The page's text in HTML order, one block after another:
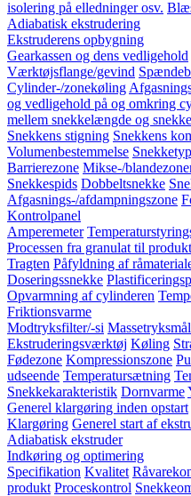
isolering på elledninger osv.
Adiabatisk ekstrudering
Ekstruderens opbygning
Gearkassen og dens vedligehold
Værktøjsflange/gevind
Cylinder-/zonekøling
og vedligehold på og omkring
mellem snekkelængde og
Snekkens stigning Snekkens
Volumenbestemmelse
Barrierezone Mikse-/
Snekkespids Dobbeltsnekke
Afgasnings-/afdampningszone
Kontrolpanel
Amperemeter
Processen fra granulat til produkt
Tragten Påfyldning af
Doseringssnekke
Opvarmning af cylinderen
Friktionsvarme
Modtryksfilter/-si
Ekstruderingsværktøj Køling
Fødezone Kompressionszone
udseende Temperatursætning
Snekkekarakteristik Dornvarme
Generel klargøring inden opstart
Klargøring Generel start af
Adiabatisk ekstruder
Indkøring og optimering
Specifikation Kvalitet
produkt Proceskontrol